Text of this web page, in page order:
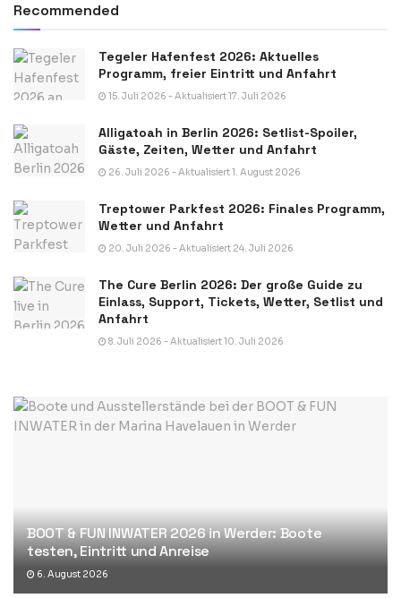
Recommended
Tegeler Hafenfest 2026: Aktuelles
Programm, freier Eintritt und Anfahrt
15. Juli 2026 - Aktualisiert 17. Juli 2026
Alligatoah in Berlin 2026: Setlist-Spoiler,
Gäste, Zeiten, Wetter und Anfahrt
26. Juli 2026 - Aktualisiert 1. August 2026
Treptower Parkfest 2026: Finales Programm,
Wetter und Anfahrt
20. Juli 2026 - Aktualisiert 24. Juli 2026
The Cure Berlin 2026: Der große Guide zu
Einlass, Support, Tickets, Wetter, Setlist und
Anfahrt
8. Juli 2026 - Aktualisiert 10. Juli 2026
BOOT & FUN INWATER 2026 in Werder: Boote
testen, Eintritt und Anreise
6. August 2026